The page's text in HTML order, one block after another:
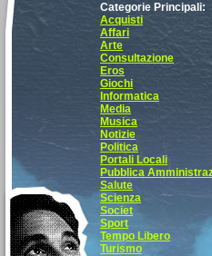
Categorie Principali:
Acquisti
Affari
Arte
Consultazione
Eros
Giochi
Informatica
Media
Musica
Notizie
Politica
Portali Locali
Pubblica
Salute
Scienza
Societ
Sport
Tempo Libero
Turismo